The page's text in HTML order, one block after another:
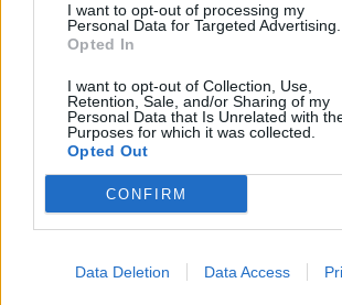
I want to opt-out of processing my
Personal Data for Targeted Advertising.
Opted In
I want to opt-out of Collection, Use,
Retention, Sale, and/or Sharing of my
Personal Data that Is Unrelated with
Purposes for which it was collected.
Opted Out
CONFIRM
Data Deletion Data Access